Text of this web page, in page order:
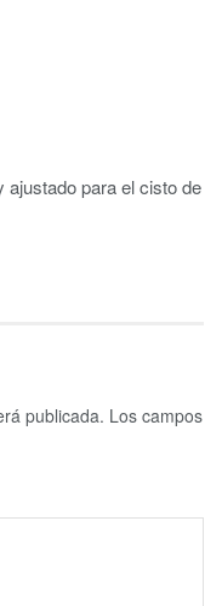
para el cisto de
publicada. Los campos